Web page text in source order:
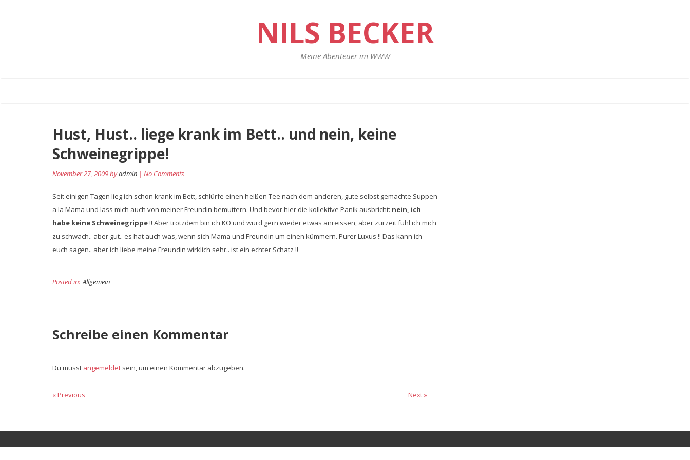
NILS BECKER
Meine Abenteuer im WWW
Hust, Hust.. liege krank im Bett.. und nein, keine
Schweinegrippe!
November 27, 2009 byadmin | No Comments
Seit einigen Tagen lieg ich schon krank im Bett, schlürfe einen heißen Tee nach dem anderen, gute selbst gemachte Suppen
a la Mama und lass mich auch von meiner Freundin bemuttern. Und bevor hier die kollektive Panik ausbricht: nein, ich
habe keine Schweinegrippe!! Aber trotzdem bin ich KO und würd gern wieder etwas anreissen, aber zurzeit fühl ich mich
zu schwach.. aber gut.. es hat auch was, wenn sich Mama und Freundin um einen kümmern. Purer Luxus !! Das kann ich
euch sagen.. aber ich liebe meine Freundin wirklich sehr.. ist ein echter Schatz !!
Posted in: Allgemein
Schreibe einen Kommentar
Du musst angemeldet sein, um einen Kommentar abzugeben.
Beitragsnavigation
« Previous Next »